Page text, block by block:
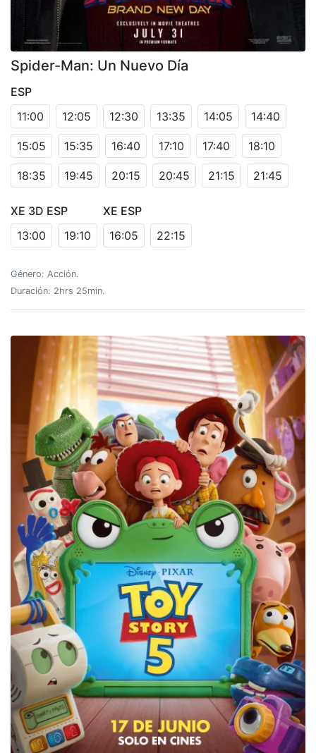
Spider-Man: Un Nuevo Día
ESP
11:00
12:05 12:30 13:35 14:05 14:40
15:05 15:35 16:40 17:10 17:40 18:10
18:35 19:45 20:15 20:45 21:15 21:45
XE 3D ESP
13:00
19:10
XE ESP
16:05
22:15
Género: Acción.
Duración: 2hrs 25min.